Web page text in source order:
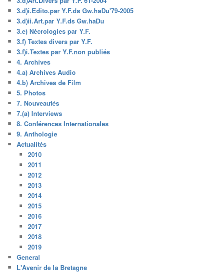
3.d)i.Edito.par Y.F.ds Gw.haDu'79-2005
3.d)ii.Art.par Y.F.ds Gw.haDu
3.e) Nécrologies par Y.F.
3.f) Textes divers par Y.F.
3.f)i.Textes par Y.F.non publiés
4. Archives
4.a) Archives Audio
4.b) Archives de Film
5. Photos
7. Nouveautés
7.(a) Interviews
8. Conférences Internationales
9. Anthologie
Actualités
2010
2011
2012
2013
2014
2015
2016
2017
2018
2019
General
L'Avenir de la Bretagne